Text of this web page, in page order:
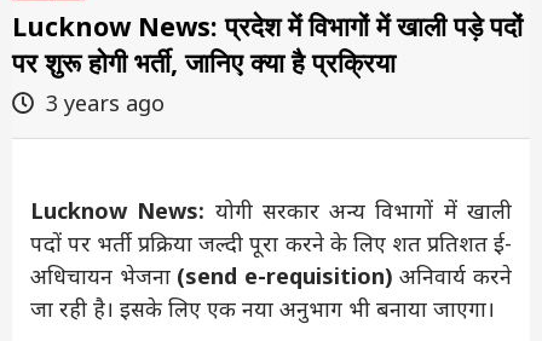
Lucknow News: प्रदेश में विभागों में खाली पड़े पदों
पर शुरू होगी भर्ती, जानिए क्या है प्रक्रिया
3 years ago
Lucknow News: योगी सरकार अन्य विभागों में खाली
पदों पर भर्ती प्रक्रिया जल्दी पूरा करने के लिए शत प्रतिशत ई-
अधिचायन भेजना (send e-requisition)अनिवार्य करने
जा रही है। इसके लिए एक नया अनुभाग भी बनाया जाएगा।